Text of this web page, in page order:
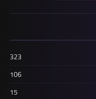
بدون طيار
323
106
15